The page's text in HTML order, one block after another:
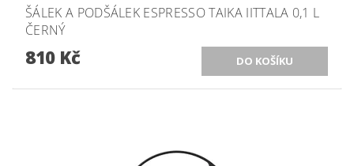
ŠÁLEK A PODŠÁLEK ESPRESSO TAIKA IITTALA 0,1 L
ČERNÝ
810 Kč